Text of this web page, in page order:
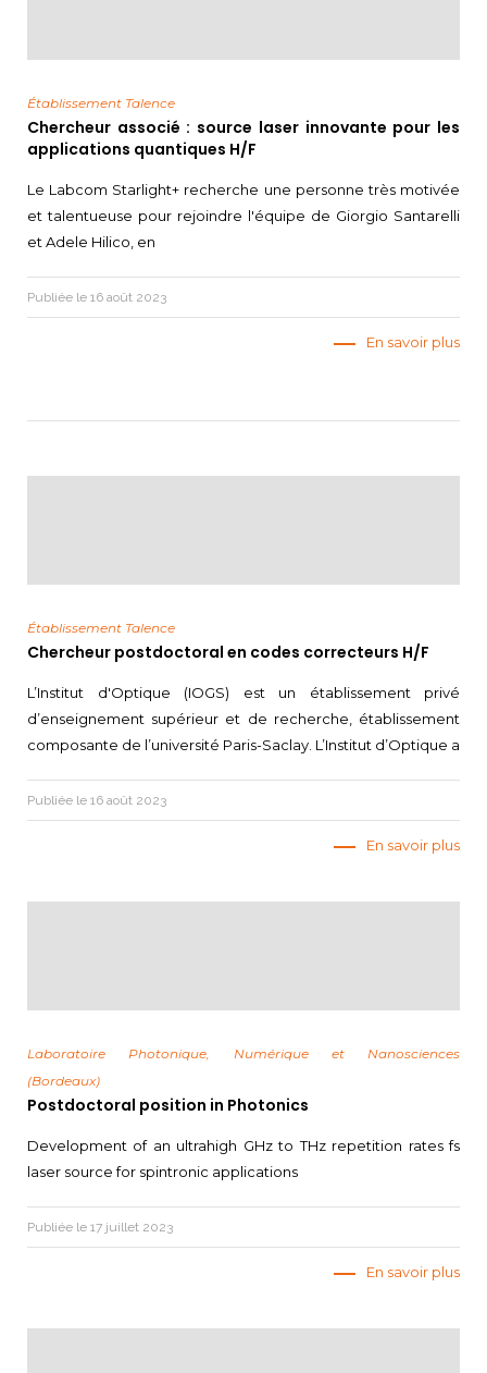
Établissement Talence
Chercheur associé : source laser innovante pour les
applications quantiques H/F
Le Labcom Starlight+ recherche une personne très motivée
et talentueuse pour rejoindre l'équipe de Giorgio Santarelli
et Adele Hilico, en
Publiée le 16 août 2023
En savoir plus
Établissement Talence
Chercheur postdoctoral en codes correcteurs H/F
L’Institut d'Optique (IOGS) est un établissement privé
d’enseignement supérieur et de recherche, établissement
composante de l’université Paris-Saclay. L’Institut d’Optique a
Publiée le 16 août 2023
En savoir plus
Laboratoire Photonique, Numérique et Nanosciences
(Bordeaux)
Postdoctoral position in Photonics
Development of an ultrahigh GHz to THz repetition rates fs
laser source for spintronic applications
Publiée le 17 juillet 2023
En savoir plus